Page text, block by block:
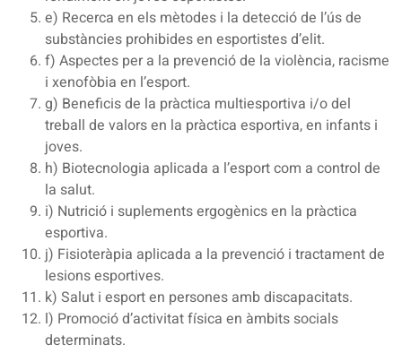
e) Recerca en els mètodes i la detecció de l’ús de
substàncies prohibides en esportistes d’elit.
f) Aspectes per a la prevenció de la violència, racisme
i xenofòbia en l’esport.
g) Beneficis de la pràctica multiesportiva i/o del
treball de valors en la pràctica esportiva, en infants i
joves.
h) Biotecnologia aplicada a l’esport com a control de
la salut.
i) Nutrició i suplements ergogènics en la pràctica
esportiva.
j) Fisioteràpia aplicada a la prevenció i tractament de
lesions esportives.
k) Salut i esport en persones amb discapacitats.
l) Promoció d’activitat física en àmbits socials
determinats.